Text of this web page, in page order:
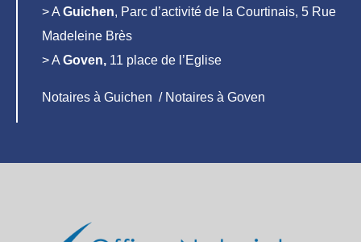
> A Guichen, Parc d’activité de la Courtinais, 5 Rue
Madeleine Brès
> A Goven, 11 place de l’Eglise
Notaires à Guichen / Notaires à Goven